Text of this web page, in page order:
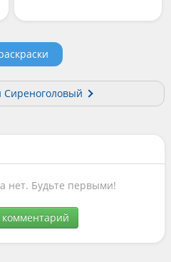
Сиреноголовый
нет. Будьте первыми!
комментарий